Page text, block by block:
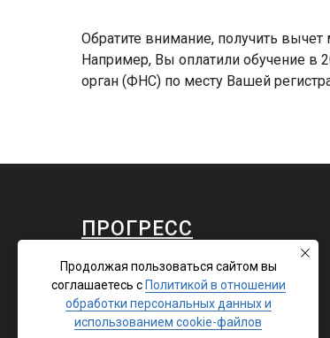
Обратите внимание, получить
Например, Вы оплатили обучение в
орган (ФНС) по месту Вашей
ПРОГРЕСС
© 2012-2026 ООО "ПРОГРЕСС"
Продолжая пользоваться сайтом вы
соглашаетесь с Политикой в отношении
обработки персональных данных и
использованием cookie-файлов